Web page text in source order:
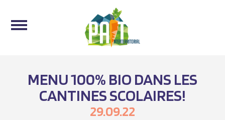
MENU 100% BIO DANS LES
CANTINES SCOLAIRES!
29.09.22